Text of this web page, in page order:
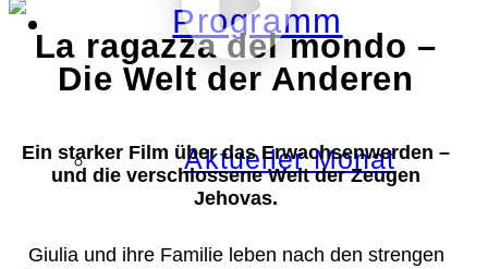
Programm
Aktueller Monat
La ragazza del mondo –
Die Welt der Anderen
Ein starker Film über das Erwachsenwerden –
und die verschlossene Welt der Zeugen
Jehovas.
Giulia und ihre Familie leben nach den strengen